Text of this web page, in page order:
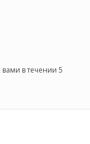
в течении 5